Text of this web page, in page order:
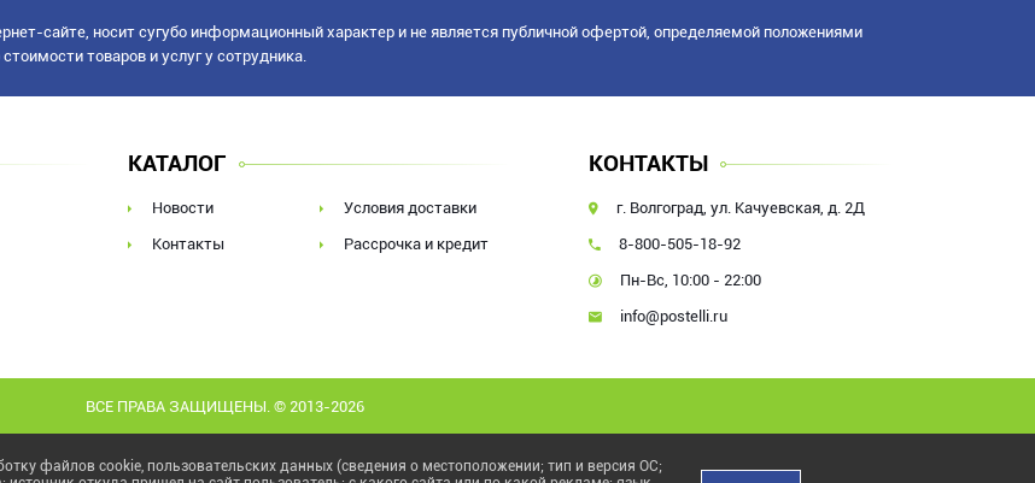
сайте, носит сугубо информационный характер и не является публичной офертой, определяемой положениями
товаров и услуг у сотрудника.
КАТАЛОГ
Новости
Контакты
Условия доставки
Рассрочка и кредит
КОНТАКТЫ
г. Волгоград, ул. Качуевская, д. 2Д
8-800-505-18-92
Пн-Вс, 10:00 - 22:00
info@postelli.ru
ВСЕ ПРАВА ЗАЩИЩЕНЫ. © 2013-2026
файлов cookie, пользовательских данных (сведения о местоположении; тип и версия ОС;